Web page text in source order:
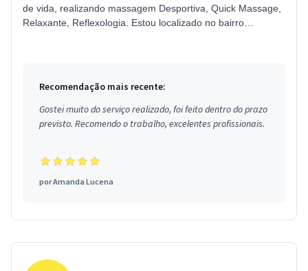
de vida, realizando massagem Desportiva, Quick Massage,
Relaxante, Reflexologia. Estou localizado no bairro
Recomendação mais recente:
Gostei muito do serviço realizado, foi feito dentro do prazo
previsto. Recomendo o trabalho, excelentes profissionais.
porAmanda Lucena